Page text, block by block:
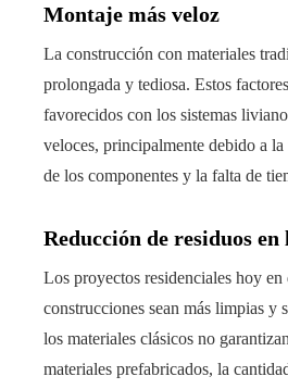
Montaje más veloz
La construcción con materiales
prolongada y tediosa. Estos
favorecidos con los sistemas
veloces, principalmente debido a
de los componentes y la falta de
Reducción de residuos
Los proyectos residenciales hoy en
construcciones sean más limpias y
los materiales clásicos no
materiales prefabricados, la